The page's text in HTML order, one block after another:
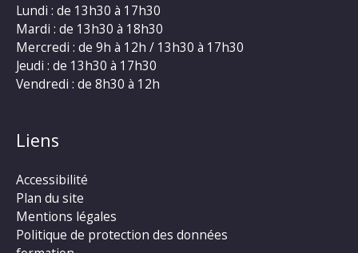
Lundi : de 13h30 à 17h30
Mardi : de 13h30 à 18h30
Mercredi : de 9h à 12h / 13h30 à 17h30
Jeudi : de 13h30 à 17h30
Vendredi : de 8h30 à 12h
Liens
Accessibilité
Plan du site
Mentions légales
Politique de protection des données